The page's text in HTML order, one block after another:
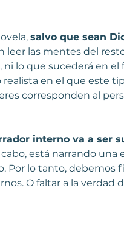
salvo que sean
leer las mentes del
lo que sucederá en el
en el que este
corresponden al
interno va a ser
está narrando una
Por lo tanto, debemos
O faltar a la verdad